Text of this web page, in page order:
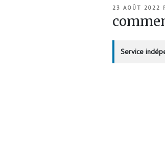
PUBLIÉ
23 AOÛT 2022
Service